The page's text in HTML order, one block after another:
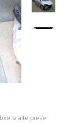
si alte piese